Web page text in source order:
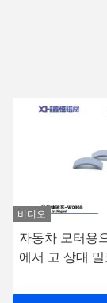
비디오
자동차 모터용
에서 고 상대 밀
트로피 자동차